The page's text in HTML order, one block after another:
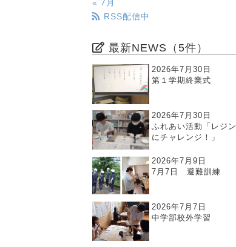
« 7月
RSS配信中
最新NEWS（5件）
2026年7月30日
第１学期終業式
2026年7月30日
ふれあい活動「レジン
にチャレンジ！」
2026年7月9日
7月7日 避難訓練
2026年7月7日
中学部校外学習